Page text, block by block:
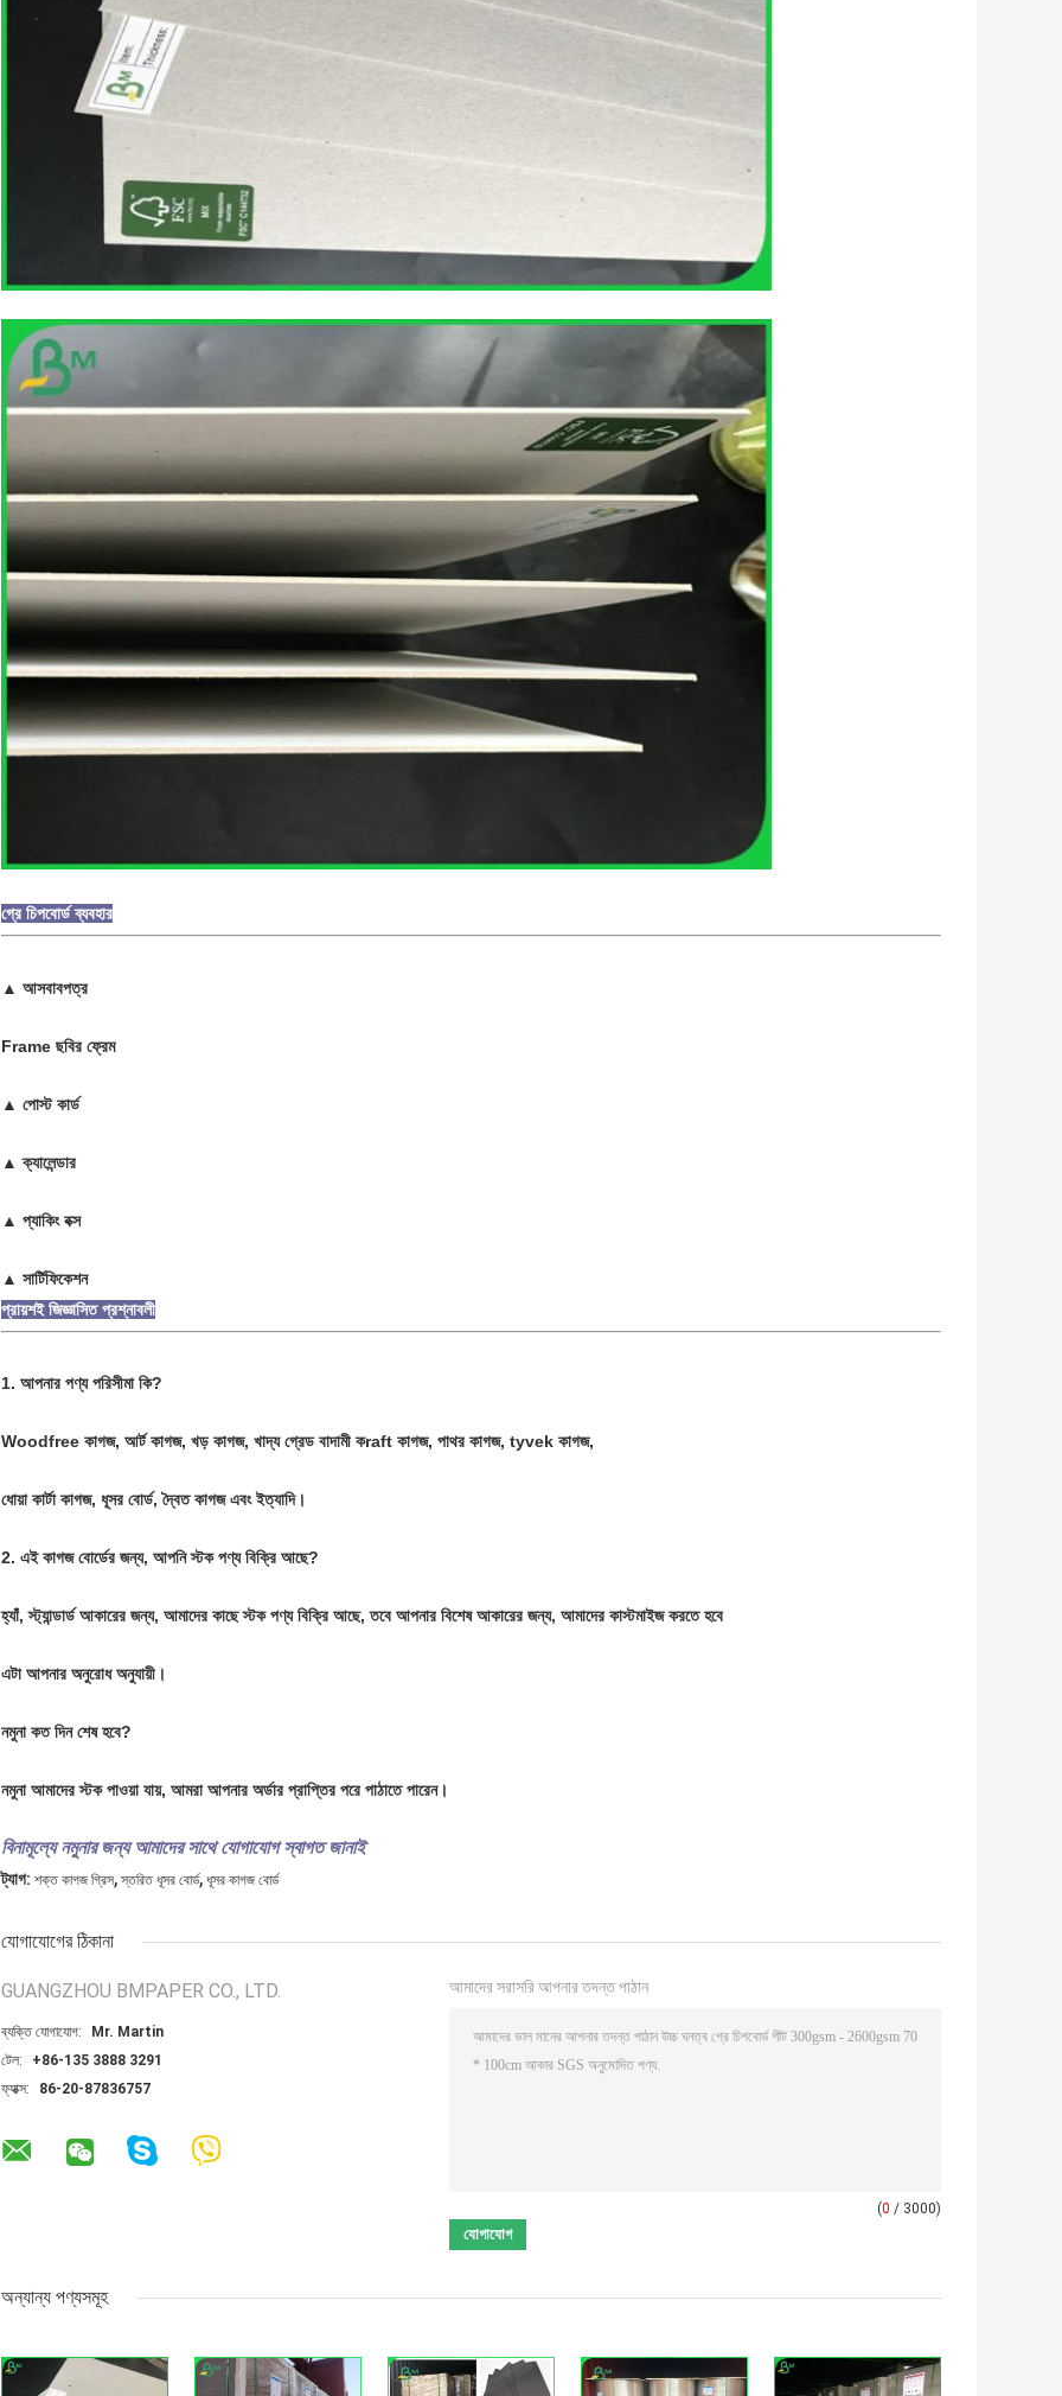
গ্রে চিপবোর্ড ব্যবহার
▲ আসবাবপত্র
Frame ছবির ফ্রেম
▲ পোস্ট কার্ড
▲ ক্যালেন্ডার
▲ প্যাকিং বক্স
▲ সার্টিফিকেশন
প্রায়শই জিজ্ঞাসিত প্রশ্নাবলী
1. আপনার পণ্য পরিসীমা কি?
Woodfree কাগজ, আর্ট কাগজ, খড় কাগজ, খাদ্য গ্রেড বাদামী কraft কাগজ, পাথর কাগজ, tyvek কাগজ,
ধোয়া কার্টা কাগজ, ধূসর বোর্ড, দ্বৈত কাগজ এবং ইত্যাদি।
2. এই কাগজ বোর্ডের জন্য, আপনি স্টক পণ্য বিক্রি আছে?
হ্যাঁ, স্ট্যান্ডার্ড আকারের জন্য, আমাদের কাছে স্টক পণ্য বিক্রি আছে, তবে আপনার বিশেষ আকারের জন্য, আমাদের কাস্টমাইজ করতে হবে
এটা আপনার অনুরোধ অনুযায়ী।
নমুনা কত দিন শেষ হবে?
নমুনা আমাদের স্টক পাওয়া যায়, আমরা আপনার অর্ডার প্রাপ্তির পরে পাঠাতে পারেন।
বিনামূল্যে নমুনার জন্য আমাদের সাথে যোগাযোগ স্বাগত জানাই
ট্যাগ: শক্ত কাগজ গ্রিস, স্তরিত ধূসর বোর্ড, ধূসর কাগজ বোর্ড
যোগাযোগের ঠিকানা
GUANGZHOU BMPAPER CO., LTD.
ব্যক্তি যোগাযোগ:
Mr. Martin
টেল:
+86-135 3888 3291
ফ্যাক্স:
86-20-87836757
আমাদের সরাসরি আপনার তদন্ত পাঠান
(0 / 3000)
অন্যান্য পণ্যসমূহ